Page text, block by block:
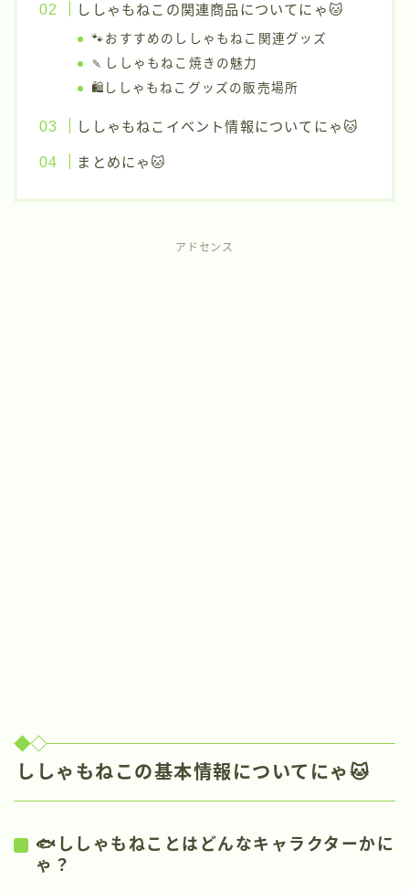
ししゃもねこの関連商品についてにゃ🐱
🐾おすすめのししゃもねこ関連グッズ
🍡ししゃもねこ焼きの魅力
🛍️ししゃもねこグッズの販売場所
ししゃもねこイベント情報についてにゃ🐱
まとめにゃ🐱
アドセンス
ししゃもねこの基本情報についてにゃ🐱
🐟ししゃもねことはどんなキャラクターかに
ゃ？